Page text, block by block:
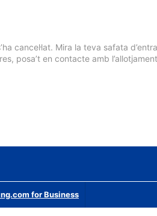
cancel·lat. Mira la teva safata
posa’t en contacte amb
for Business